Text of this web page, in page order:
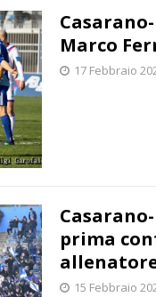
Marco
17 Febbraio
prima
15 Febbraio